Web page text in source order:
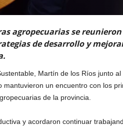
agropecuarias se
de desarrollo y
Martín de los Ríos junto
mantuvieron un encuentro con los
de la provincia.
y acordaron continuar